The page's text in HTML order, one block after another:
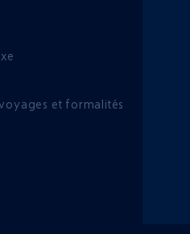
et formalités